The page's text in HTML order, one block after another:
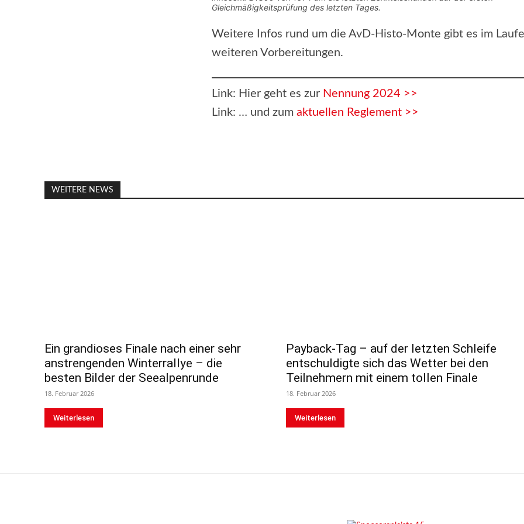
Gleichmäßigkeitsprüfung des letzten Tages.
Weitere Infos rund um die AvD-Histo-Monte gibt es im
weiteren Vorbereitungen.
Link: Hier geht es zur Nennung 2024 >>
Link: … und zum aktuellen Reglement >>
WEITERE NEWS
Ein grandioses Finale nach einer sehr
anstrengenden Winterrallye – die
besten Bilder der Seealpenrunde
18. Februar 2026
Weiterlesen
Payback-Tag – auf der letzten Schleife
entschuldigte sich das Wetter bei den
Teilnehmern mit einem tollen Finale
18. Februar 2026
Weiterlesen